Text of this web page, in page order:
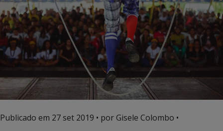
Publicado em 27 set 2019 • por Gisele Colombo •